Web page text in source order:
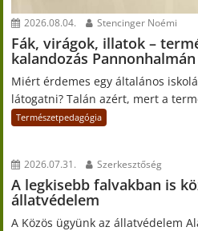
2026.08.04. Stencinger Noémi
Fák, virágok, illatok –
kalandozás Pannonhalmán
Miért érdemes egy általános
látogatni? Talán azért, mert a
Természetpedagógia
2026.07.31. Szerkesztőség
A legkisebb falvakban is
állatvédelem
A Közös ügyünk az állatvédelem